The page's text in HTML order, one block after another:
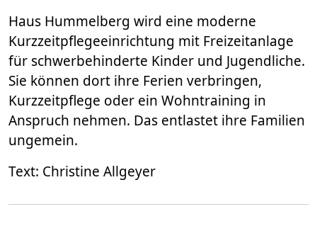
Haus Hummelberg wird eine moderne
Kurzzeitpflegeeinrichtung mit Freizeitanlage
für schwerbehinderte Kinder und Jugendliche.
Sie können dort ihre Ferien verbringen,
Kurzzeitpflege oder ein Wohntraining in
Anspruch nehmen. Das entlastet ihre Familien
ungemein.
Text: Christine Allgeyer